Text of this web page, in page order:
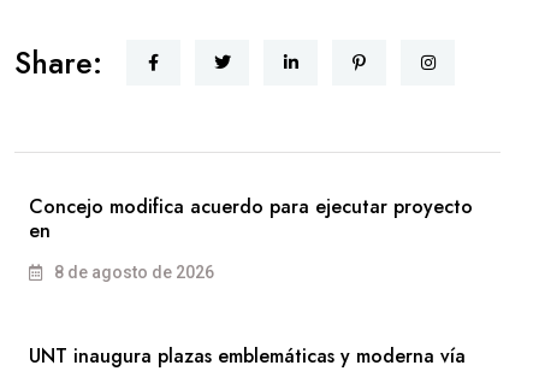
Share:
Concejo modifica acuerdo para ejecutar proyecto
en
8 de agosto de 2026
UNT inaugura plazas emblemáticas y moderna vía